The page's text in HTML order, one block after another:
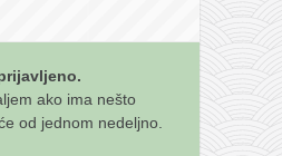
ako ima nešto
od jednom nedeljno.